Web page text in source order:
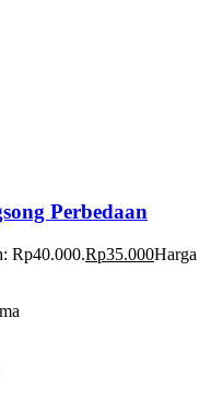
Perbedaan
Rp40.000.Rp35.000Harga